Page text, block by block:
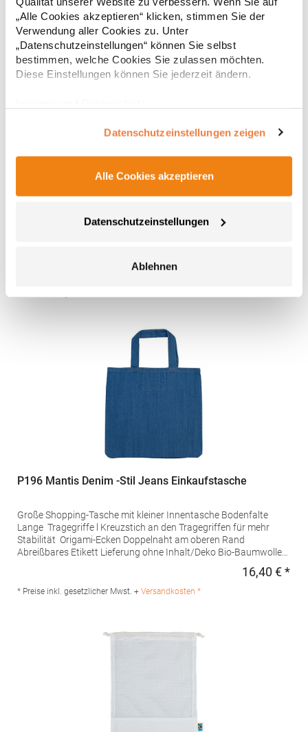
„Alle Cookies akzeptieren“ klicken, stimmen Sie der
Verwendung aller Cookies zu. Unter
„Datenschutzeinstellungen“ können Sie selbst
bestimmen, welche Cookies Sie zulassen möchten.
Diese Einstellungen können Sie jederzeit ändern.
Datenschutzeinstellungen zeigen
Alle Cookies akzeptieren
Datenschutzeinstellungen
Ablehnen
XT003 Printwear Baumwolltasche, lange Henkel
Henkellänge ca. 70 cm Innenverkettelung Kreuznähte an
GmbH & Co. KG Rheinlanddamm 199 44139 Dortmund
P196 Mantis Denim -Stil Jeans Einkaufstasche
Große Shopping-Tasche mit kleiner Innentasche Bodenfalte
Lange Tragegriffe l Kreuzstich an den Tragegriffen für mehr
Stabilität Origami-Ecken Doppelnaht am oberen Rand
Abreißbares Etikett Lieferung ohne Inhalt/Deko Bio-Baumwolle
erlaubtMaterialzusammensetzung: 100% BaumwolleAngaben
zur Produktsicherheit: Herst.-Nr.: M196Hersteller: Mantis World
16,40 € *
* Preise inkl. gesetzlicher Mwst. + Versandkosten *